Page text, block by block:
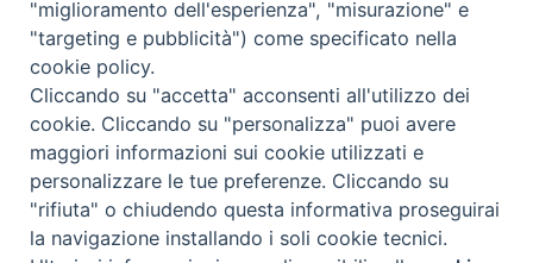
Diocesi di Melfi Rapolla Venosa
• Largo Duomo, 12 - 85025 MELFI (PZ) •
Tel. 0972238604
PEC ufficiale della Diocesi:
diocesi.melfi_rapolla_venosa@legalmail.it
"miglioramento dell'esperienza", "misurazione" e
"targeting e pubblicità") come specificato nella
cookie policy.
Cliccando su "accetta" acconsenti all'utilizzo dei
cookie. Cliccando su "personalizza" puoi avere
maggiori informazioni sui cookie utilizzati e
personalizzare le tue preferenze. Cliccando su
"rifiuta" o chiudendo questa informativa proseguirai
la navigazione installando i soli cookie tecnici.